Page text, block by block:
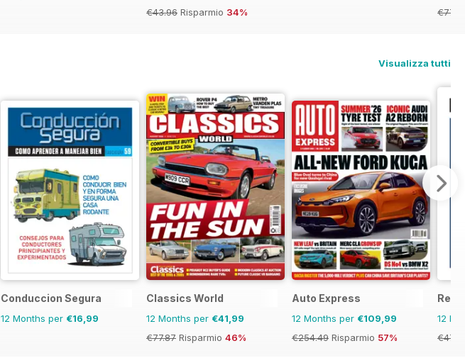
€43.96 Risparmio 34%
Visualizza tutti
Conduccion Segura
12 Months per €16,99
Classics World
12 Months per €41,99
€77.87 Risparmio 46%
Auto Express
12 Months per €109,99
€254.49 Risparmio 57%
12